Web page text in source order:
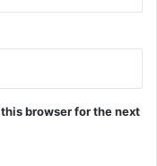
browser for the next